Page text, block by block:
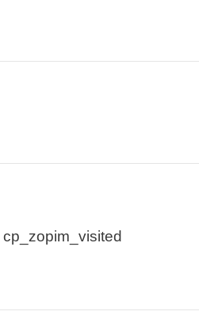
cp_zopim_visited